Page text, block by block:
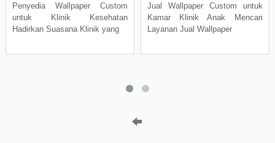
Penyedia Wallpaper Custom
untuk Klinik Kesehatan
Hadirkan Suasana Klinik yang
Jual Wallpaper Custom untuk
Kamar Klinik Anak Mencari
Layanan Jual Wallpaper